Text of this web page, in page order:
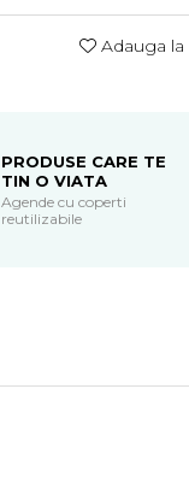
Adauga la
PRODUSE CARE TE
TIN O VIATA
Agende cu coperti
reutilizabile